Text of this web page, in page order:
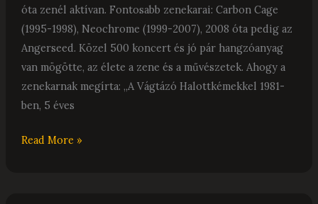
óta zenél aktívan. Fontosabb zenekarai: Carbon Cage
(1995-1998), Neochrome (1999-2007), 2008 óta pedig az
Angerseed. Közel 500 koncert és jó pár hangzóanyag
van mögötte, az élete a zene és a művészetek. Ahogy a
zenekarnak megírta: „A Vágtázó Halottkémekkel 1981-
ben, 5 éves
Read More »